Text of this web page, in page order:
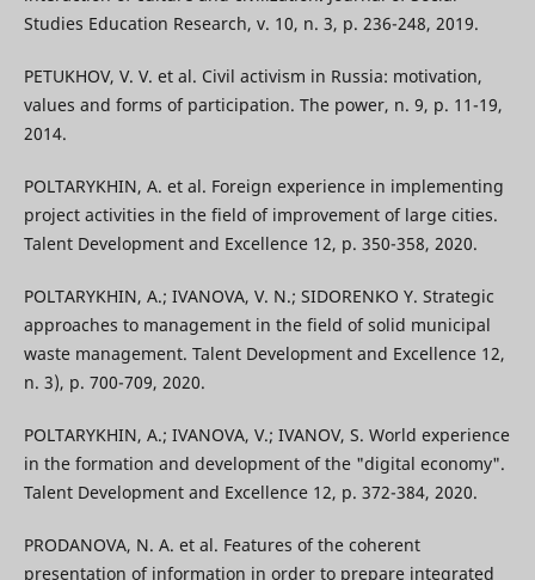
Studies Education Research, v. 10, n. 3, p. 236-248, 2019.
PETUKHOV, V. V. et al. Civil activism in Russia: motivation,
values and forms of participation. The power, n. 9, p. 11-19,
2014.
POLTARYKHIN, A. et al. Foreign experience in implementing
project activities in the field of improvement of large cities.
Talent Development and Excellence 12, p. 350-358, 2020.
POLTARYKHIN, A.; IVANOVA, V. N.; SIDORENKO Y. Strategic
approaches to management in the field of solid municipal
waste management. Talent Development and Excellence 12,
n. 3), p. 700-709, 2020.
POLTARYKHIN, A.; IVANOVA, V.; IVANOV, S. World experience
in the formation and development of the "digital economy".
Talent Development and Excellence 12, p. 372-384, 2020.
PRODANOVA, N. A. et al. Features of the coherent
presentation of information in order to prepare integrated